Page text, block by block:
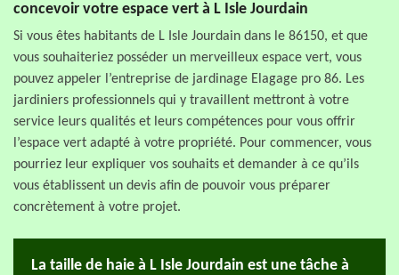
concevoir votre espace vert à L Isle Jourdain
Si vous êtes habitants de L Isle Jourdain dans le 86150, et que
vous souhaiteriez posséder un merveilleux espace vert, vous
pouvez appeler l’entreprise de jardinage Elagage pro 86. Les
jardiniers professionnels qui y travaillent mettront à votre
service leurs qualités et leurs compétences pour vous offrir
l’espace vert adapté à votre propriété. Pour commencer, vous
pourriez leur expliquer vos souhaits et demander à ce qu’ils
vous établissent un devis afin de pouvoir vous préparer
concrètement à votre projet.
La taille de haie à L Isle Jourdain est une tâche à